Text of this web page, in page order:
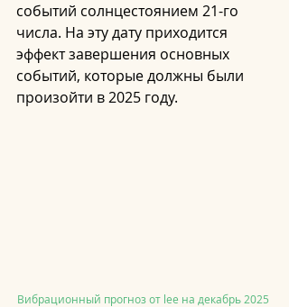
событий солнцестоянием 21-го
числа. На эту дату приходится
эффект завершения основных
событий, которые должны были
произойти в 2025 году.
Вибрационный прогноз от lee на декабрь 2025